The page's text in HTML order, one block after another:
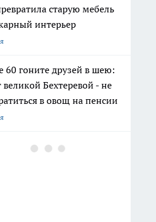
старую мебель
интерьер
60 гоните друзей в шею:
великой Бехтеревой - не
в овощ на пенсии
с нежной душой: как